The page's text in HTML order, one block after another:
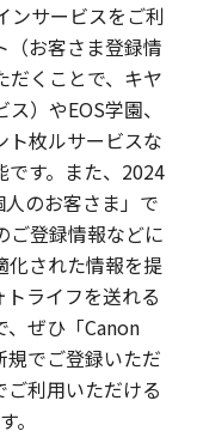
ンサービスをご利
（お客さま登録情
だくことで、キヤ
）やEOS学園、
ト枚ルサービスな
です。また、2024
のお客さま」で
ご登録情報などに
化された情報を提
ライフを送れる
、ぜひ「Canon
規でご登録いただ
ご利用いただける
。